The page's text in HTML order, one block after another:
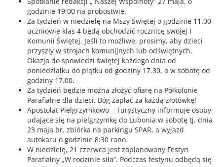
godzinie 19:00 na probostwie.
Za tydzień w niedzielę na Mszy Świętej o godzinie 11.00
uczniowie klas 4 będą obchodzić rocznicę swojej I
Komunii Świętej. Jeśli to możliwe, prosimy, aby dzieci
przyszły w strojach komunijnych lub odświętnych.
Okazja do spowiedzi świętej każdego dnia od
poniedziałku do piątku od godziny 17.30, a w sobotę od
godziny 17.00.
Za tydzień będzie można złożyć ofiarę na Półkolonie
Parafialne dla dzieci. Bóg zapłać za każdą złotówkę!
Apostolat Pielgrzymkowo – Turystyczny informuje osoby
udające się na pielgrzymkę do Lubonia w sobotę tj. dnia
23 maja br. zbiórka na parkingu SPAR, a wyjazd
autokaru o godzinie 8:30 rano.
W niedzielę, 21 czerwca jest zaplanowany Festyn
Parafialny „W rodzinie siła”. Podczas festynu odbędą się